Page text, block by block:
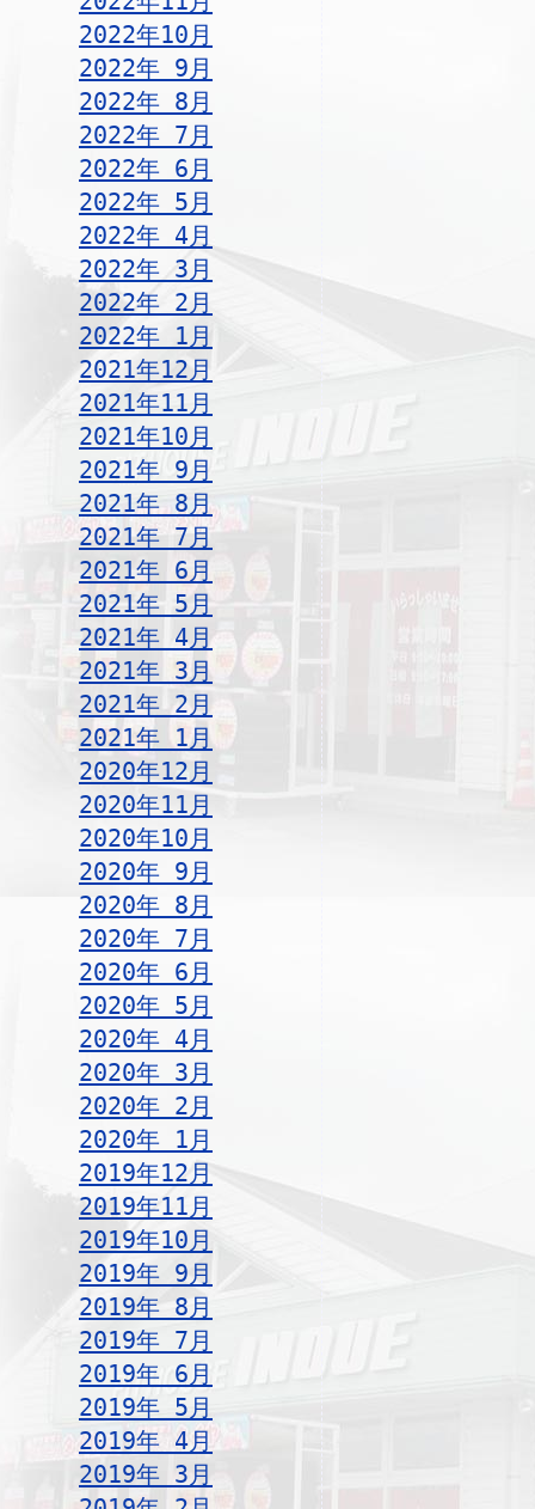
2022年10月
2022年 9月
2022年 8月
2022年 7月
2022年 6月
2022年 5月
2022年 4月
2022年 3月
2022年 2月
2022年 1月
2021年12月
2021年11月
2021年10月
2021年 9月
2021年 8月
2021年 7月
2021年 6月
2021年 5月
2021年 4月
2021年 3月
2021年 2月
2021年 1月
2020年12月
2020年11月
2020年10月
2020年 9月
2020年 8月
2020年 7月
2020年 6月
2020年 5月
2020年 4月
2020年 3月
2020年 2月
2020年 1月
2019年12月
2019年11月
2019年10月
2019年 9月
2019年 8月
2019年 7月
2019年 6月
2019年 5月
2019年 4月
2019年 3月